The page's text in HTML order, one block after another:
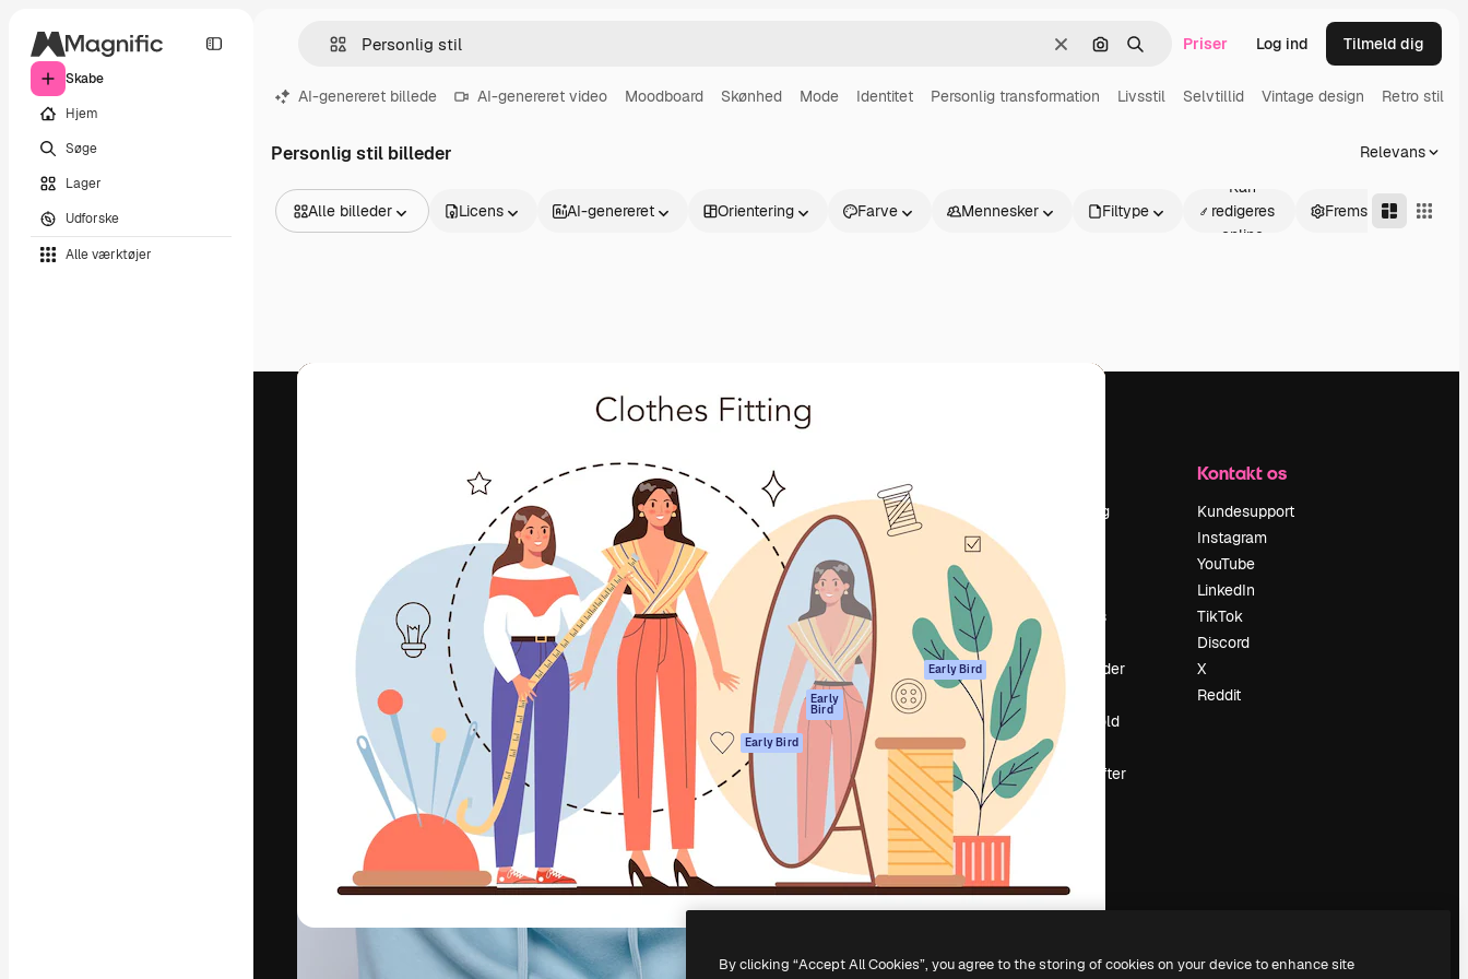
Skabe
Hjem
Søge
Lager
Udforske
Alle værktøjer
Klar Søg efter billede
Søge Priser Log ind Tilmeld dig
AI-genereret billede AI-genereret video Moodboard Skønhed Mode Identitet Personlig transformation Livsstil Selvtillid Vintage design Retro stil
Personlig stil billeder Relevans
Alle billeder
Videoer
Licens AI-genereret Orientering Farve Mennesker Filtype
Kan
redigeres
online
Fremskreden
Den kreative platform til at skabe dit bedste
arbejde. Over 1 million abonnenter – fra
kreative og virksomheder til bureauer og
studier.
Dansk
Produkter
AI-assistent
AI-billedgenerator
AI-videogenerator
AI-
stemmegenerator
Stockindhold
MCP til
Claude/ChatGPT
Early
Bird
Agenter Early Bird
API
Mobilapp
Alle Magnific
værktøjer
gang
Academy
Dokumentation
Support
Vilkår for brug
Privatlivspolitik
Originaler
Early Bird
Cookies politik
Tillidscenter
Partnere
Virksomhed
Prissætning
Karriere
Søgetrends
Blog
Begivenheder
Slidesgo
Sælg indhold
Presserum
Leder du efter
magnific.ai
Kontakt os
Kundesupport
Instagram
YouTube
LinkedIn
TikTok
Discord
X
Reddit
Alle rettigheder forbeholdes.
By clicking “Accept All Cookies”, you agree to the storing of cookies on your device to enhance site